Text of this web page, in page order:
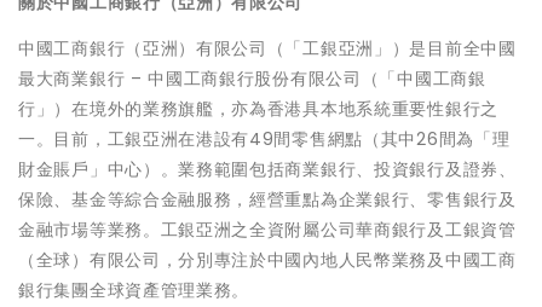
中國工商銀行（亞洲）有限公司（「工銀亞洲」）是目前全中國
最大商業銀行 – 中國工商銀行股份有限公司（「中國工商銀
行」）在境外的業務旗艦，亦為香港具本地系統重要性銀行之
一。目前，工銀亞洲在港設有49間零售網點（其中26間為「理
財金賬戶」中心）。業務範圍包括商業銀行、投資銀行及證券、
保險、基金等綜合金融服務，經營重點為企業銀行、零售銀行及
金融市場等業務。工銀亞洲之全資附屬公司華商銀行及工銀資管
（全球）有限公司，分別專注於中國內地人民幣業務及中國工商
銀行集團全球資產管理業務。